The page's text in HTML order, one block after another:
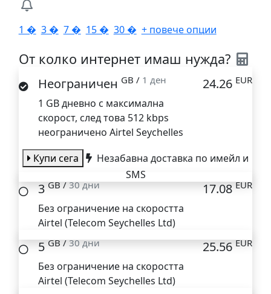
1 � 3 � 7 � 15 � 30 � + повече опции
От колко интернет имаш нужда?
Неограничен GB / 1 ден
1 GB дневно с максимална
скорост, след това 512 kbps
неограничено Airtel Seychelles
24.26 EUR
Купи сега
Незабавна доставка по имейл и
SMS
3GB /30 дни
Без ограничение на скоростта
Airtel (Telecom Seychelles Ltd)
17.08EUR
5GB /30 дни
Без ограничение на скоростта
Airtel (Telecom Seychelles Ltd)
25.56EUR